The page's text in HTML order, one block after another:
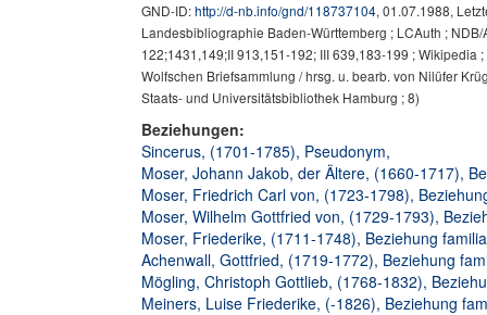
GND-ID:http://d-nb.info/gnd/118737104, 01.07.1988,
Landesbibliographie Baden-Württemberg ; LCAuth ;
122;1431,149;II 913,151-192; III 639,183-199 ;
Wolfschen Briefsammlung / hrsg. u. bearb. von Nilüfer
Staats- und Universitätsbibliothek Hamburg ; 8)
Beziehungen:
Sincerus, (1701-1785), Pseudonym,
Moser, Johann Jakob, der Ältere, (1660-1717),
Moser, Friedrich Carl von, (1723-1798),
Moser, Wilhelm Gottfried von, (1729-1793),
Moser, Friederike, (1711-1748), Beziehung
Achenwall, Gottfried, (1719-1772), Beziehung
Mögling, Christoph Gottlieb, (1768-1832),
Meiners, Luise Friederike, (-1826), Beziehung